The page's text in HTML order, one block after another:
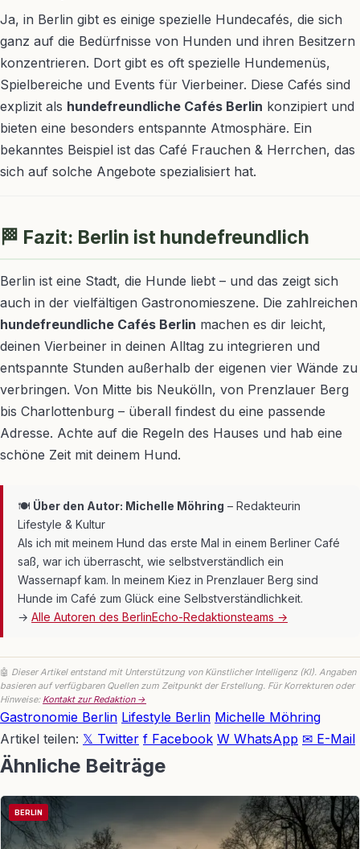
Ja, in Berlin gibt es einige spezielle Hundecafés, die sich
ganz auf die Bedürfnisse von Hunden und ihren Besitzern
konzentrieren. Dort gibt es oft spezielle Hundemenüs,
Spielbereiche und Events für Vierbeiner. Diese Cafés sind
explizit als hundefreundliche Cafés Berlin konzipiert und
bieten eine besonders entspannte Atmosphäre. Ein
bekanntes Beispiel ist das Café Frauchen & Herrchen, das
sich auf solche Angebote spezialisiert hat.
🏁 Fazit: Berlin ist hundefreundlich
Berlin ist eine Stadt, die Hunde liebt – und das zeigt sich
auch in der vielfältigen Gastronomieszene. Die zahlreichen
hundefreundliche Cafés Berlin machen es dir leicht,
deinen Vierbeiner in deinen Alltag zu integrieren und
entspannte Stunden außerhalb der eigenen vier Wände zu
verbringen. Von Mitte bis Neukölln, von Prenzlauer Berg
bis Charlottenburg – überall findest du eine passende
Adresse. Achte auf die Regeln des Hauses und hab eine
schöne Zeit mit deinem Hund.
🍽 Über den Autor: Michelle Möhring – Redakteurin
Lifestyle & Kultur
Als ich mit meinem Hund das erste Mal in einem Berliner Café
saß, war ich überrascht, wie selbstverständlich ein
Wassernapf kam. In meinem Kiez in Prenzlauer Berg sind
Hunde im Café zum Glück eine Selbstverständlichkeit.
→ Alle Autoren des BerlinEcho-Redaktionsteams →
🤖 Dieser Artikel entstand mit Unterstützung von Künstlicher Intelligenz (KI). Angaben
basieren auf verfügbaren Quellen zum Zeitpunkt der Erstellung. Für Korrekturen oder
Hinweise: Kontakt zur Redaktion →
Gastronomie Berlin Lifestyle Berlin Michelle Möhring
Artikel teilen: 𝕏 Twitter f Facebook W WhatsApp ✉ E-Mail
Ähnliche Beiträge
BERLIN